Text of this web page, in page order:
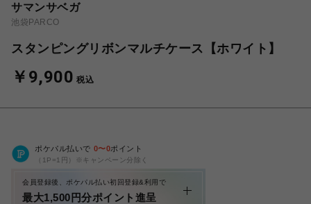
サマンサベガ
池袋PARCO
スタンピングリボンマルチケース【ホワイト】
￥9,900 税込
ポケパル払いで 0〜0ポイント
（1P=1円）※キャンペーン分除く
会員登録後、ポケパル払い初回登録&利用で
最大1,500円分ポイント進呈